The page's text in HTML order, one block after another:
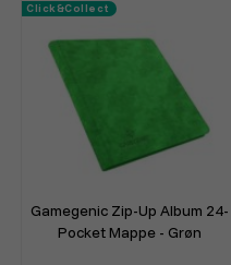
Click&Collect
Gamegenic Zip-Up Album 24-
Pocket Mappe - Grøn